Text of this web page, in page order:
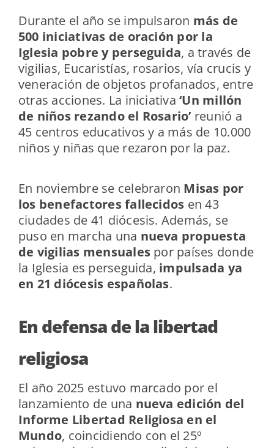
Durante el año se impulsaron más de
500 iniciativas de oración por la
Iglesia pobre y perseguida, a través de
vigilias, Eucaristías, rosarios, vía crucis y
veneración de objetos profanados, entre
otras acciones. La iniciativa‘Un millón
de niños rezando el Rosario’ reunió a
45 centros educativos y a más de 10.000
niños y niñas que rezaron por la paz.
En noviembre se celebraron Misas por
los benefactores fallecidos en 43
ciudades de 41 diócesis. Además, se
puso en marcha una nueva propuesta
de vigilias mensuales por países donde
la Iglesia es perseguida, impulsada ya
en 21 diócesis españolas.
En defensa de la libertad
religiosa
El año 2025 estuvo marcado por el
lanzamiento de una nueva edición del
Informe Libertad Religiosa en el
Mundo, coincidiendo con el 25º